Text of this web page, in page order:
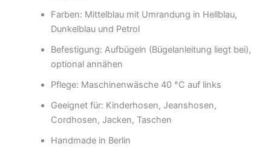
Farben: Mittelblau mit Umrandung in Hellblau,
Dunkelblau und Petrol
Befestigung: Aufbügeln (Bügelanleitung liegt bei),
optional annähen
Pflege: Maschinenwäsche 40 °C auf links
Geeignet für: Kinderhosen, Jeanshosen,
Cordhosen, Jacken, Taschen
Handmade in Berlin